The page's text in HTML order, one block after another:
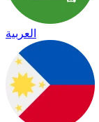
العربية